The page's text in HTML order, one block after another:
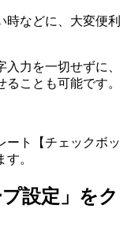
時などに、大変便利
力を一切せずに、
ことも可能です。
ート【チェックボッ
。
設定」をク